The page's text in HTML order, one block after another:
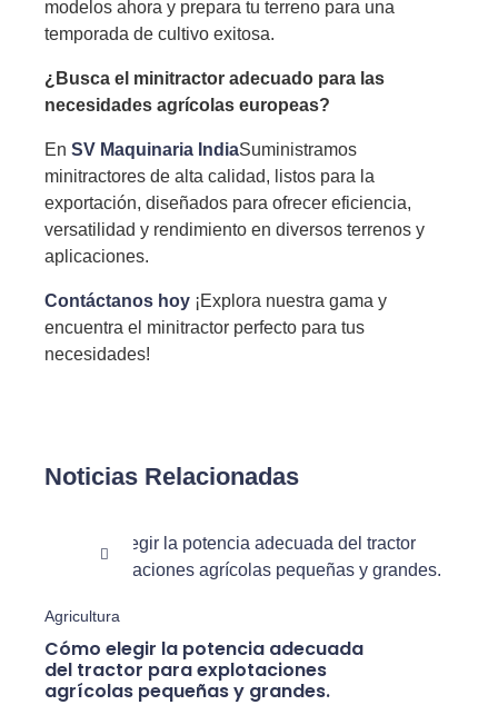
modelos ahora y prepara tu terreno para una
temporada de cultivo exitosa.
¿Busca el minitractor adecuado para las
necesidades agrícolas europeas?
En SV Maquinaria IndiaSuministramos
minitractores de alta calidad, listos para la
exportación, diseñados para ofrecer eficiencia,
versatilidad y rendimiento en diversos terrenos y
aplicaciones.
Contáctanos hoy ¡Explora nuestra gama y
encuentra el minitractor perfecto para tus
necesidades!
Noticias Relacionadas
Agricultura
Cómo elegir la potencia adecuada
del tractor para explotaciones
agrícolas pequeñas y grandes.